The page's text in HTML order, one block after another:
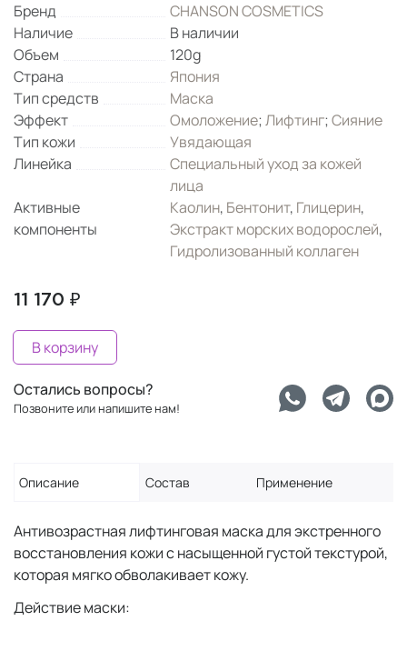
Бренд
CHANSON COSMETICS
Наличие
В наличии
Объем
120g
Страна
Япония
Тип средств
Маска
Эффект
Омоложение;Лифтинг;Сияние
Тип кожи
Увядающая
Линейка
Специальный уход за кожей
лица
Активные
компоненты
Каолин, Бентонит, Глицерин,
Экстракт морских водорослей,
Гидролизованный коллаген
11 170 ₽
В корзину
Остались вопросы?
Позвоните или напишите нам!
Описание Состав Применение
Антивозрастная лифтинговая маска для экстренного
восстановления кожи с насыщенной густой текстурой,
которая мягко обволакивает кожу.
Действие маски: